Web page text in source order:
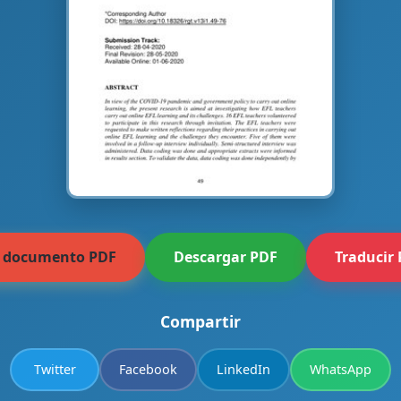
documento PDF Descargar PDF Traducir
Compartir
Twitter Facebook LinkedIn WhatsApp